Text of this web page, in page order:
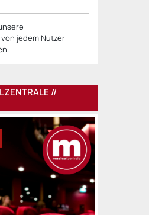
jedem Nutzer
//